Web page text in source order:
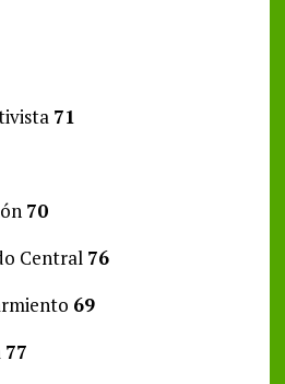
71
70
Central 76
69
77